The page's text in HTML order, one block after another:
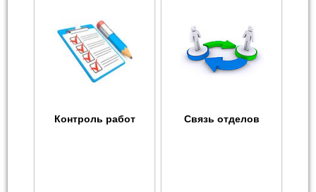
Контроль работ Связь отделов